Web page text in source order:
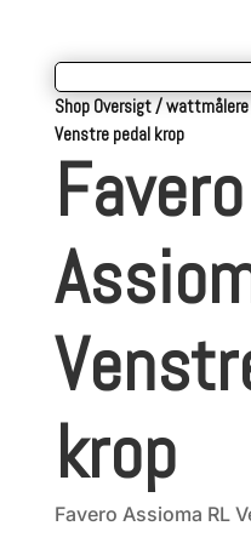
Geargrupper
Komponenter
Wattmålere
Shop Oversigt/wattmålere
Venstre pedal krop
Favero
krop
Favero Assioma RL